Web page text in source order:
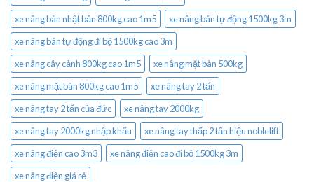
xe nâng bàn nhật bản 800kg cao 1m5
xe nâng bán tự động 1500kg 3m
xe nâng bán tự động đi bộ 1500kg cao 3m
xe nâng cây cảnh 800kg cao 1m5
xe nâng mặt bàn 500kg
xe nâng mặt bàn 800kg cao 1m5
xe nâng tay 2 tấn
xe nâng tay 2 tấn của đức
xe nâng tay 2000kg
xe nâng tay 2000kg nhập khẩu
xe nâng tay thấp 2 tấn hiệu noblelift
xe nâng điện cao 3m3
xe nâng điện cao đi bộ 1500kg 3m
xe nâng điện giá rẻ